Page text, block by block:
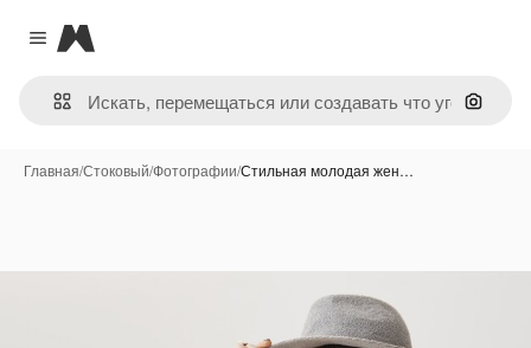
Close menu
Magnific
Поиск
Главная/Стоковый/Фотографии/Стильная молодая жен…